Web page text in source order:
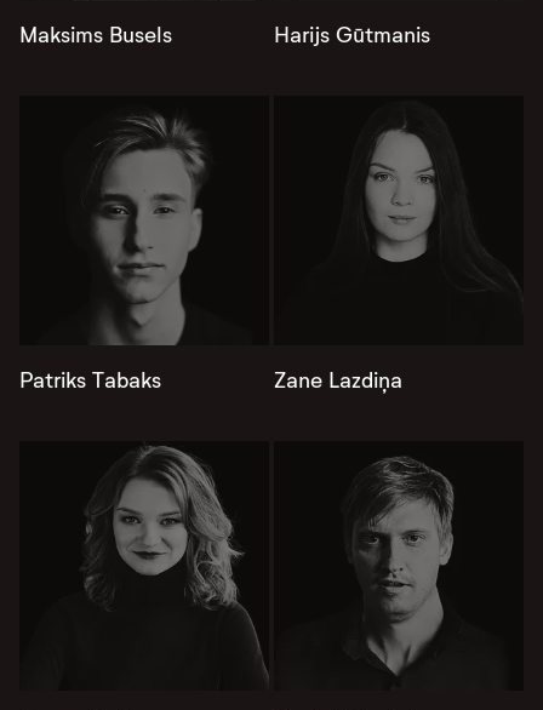
Maksims Busels Harijs Gūtmanis
Patriks Tabaks Zane Lazdiņa